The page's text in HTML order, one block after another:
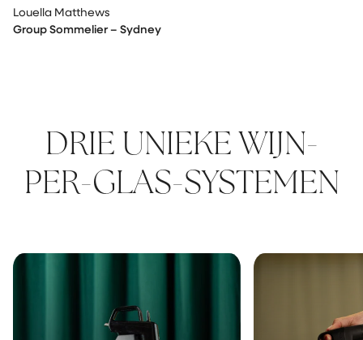
Louella Matthews
Group Sommelier – Sydney
DRIE UNIEKE WIJN-
PER-GLAS-SYSTEMEN